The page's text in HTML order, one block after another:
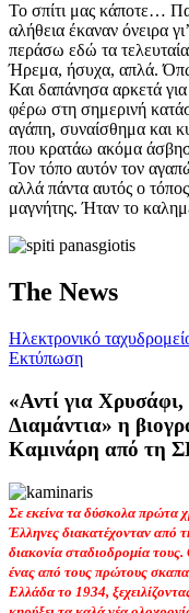
Το σπίτι μας κάποτε…
αλήθεια έκαναν όνειρα
περάσω εδώ τα
Ήρεμα, ήσυχα, απλά.
Και δαπάνησα αρκετά
φέρω στη σημερινή
αγάπη, συναίσθημα και
που κρατάω ακόμα
Τον τόπο αυτόν τον
αλλά πάντα αυτός ο
μαγνήτης. Ήταν το
The News
Ηλεκτρονικό
Εκτύπωση
«Αντί για
Διαμάντια» η
Καμινάρη από τη
Σε εκείνα τα δύσκολα πρώτα
Έλληνες διακατέχονταν από
διακονία σταδιοδρομία
ένας από τους πρώτους
Ελλάδα το 1934,